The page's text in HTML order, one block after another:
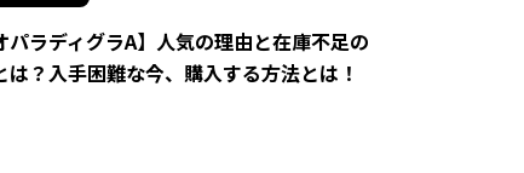
パラディグラA】人気の理由と在庫不足の
は？入手困難な今、購入する方法とは！